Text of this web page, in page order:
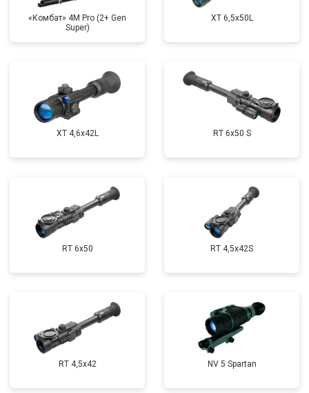
«Комбат» 4M Pro (2+ Gen
Super)
XT 6,5x50L
XT 4,6x42L RT 6x50 S
RT 6x50 RT 4,5х42S
RT 4,5х42 NV 5 Spartan